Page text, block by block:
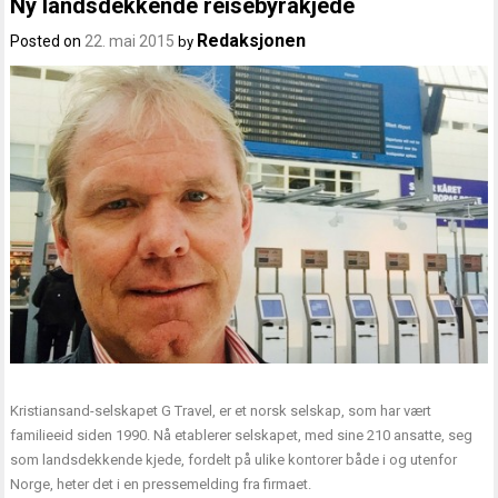
Ny landsdekkende reisebyråkjede
Posted on22. mai 2015 by Redaksjonen
Kristiansand-selskapet G Travel, er et norsk selskap, som har vært
familieeid siden 1990. Nå etablerer selskapet, med sine 210 ansatte, seg
som landsdekkende kjede, fordelt på ulike kontorer både i og utenfor
Norge, heter det i en pressemelding fra firmaet.